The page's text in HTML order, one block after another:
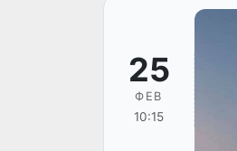
25
ФЕВ
10:15